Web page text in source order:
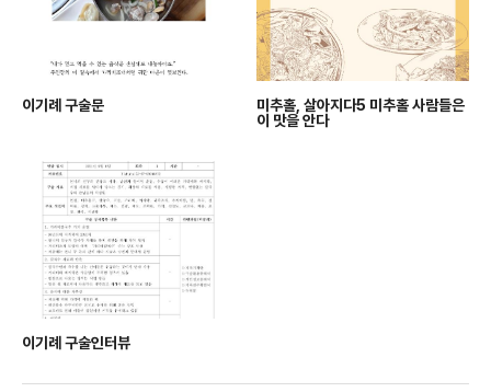
이기례 구술문
미추홀, 살아지다5 미추홀 사람들은
이 맛을 안다
이기례 구술인터뷰